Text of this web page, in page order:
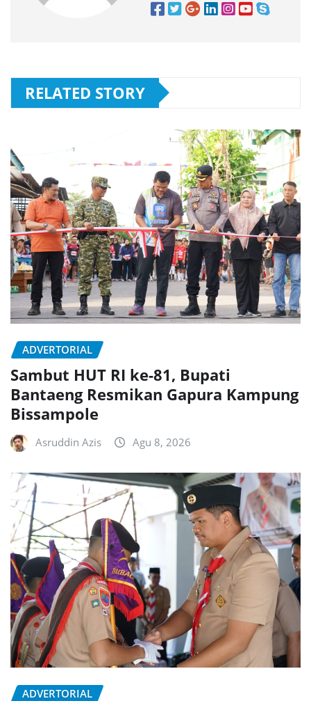
RELATED STORY
ADVERTORIAL
Sambut HUT RI ke-81, Bupati
Bantaeng Resmikan Gapura Kampung
Bissampole
Asruddin Azis Agu 8, 2026
ADVERTORIAL